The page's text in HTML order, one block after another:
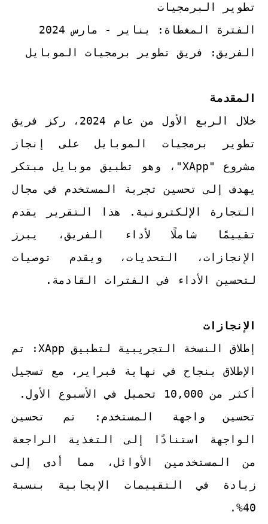
تطوير البرمجيات
الفترة المغطاة: يناير - مارس 2024
الفريق: فريق تطوير برمجيات الموبايل
المقدمة
خلال الربع الأول من عام 2024، ركز فريق
تطوير برمجيات الموبايل على إنجاز
مشروع "XApp"، وهو تطبيق موبايل مبتكر
يهدف إلى تحسين تجربة المستخدم في مجال
التجارة الإلكترونية. هذا التقرير يقدم
تقييمًا شاملًا لأداء الفريق، يبرز
الإنجازات، التحديات، ويقدم توصيات
لتحسين الأداء في الفترات القادمة.
الإنجازات
إطلاق النسخة التجريبية لتطبيق XApp: تم
الإطلاق بنجاح في نهاية فبراير، مع تسجيل
أكثر من 10,000 تحميل في الأسبوع الأول.
تحسين واجهة المستخدم: تم تحسين
الواجهة استنادًا إلى التغذية الراجعة
من المستخدمين الأوائل، مما أدى إلى
زيادة في التقييمات الإيجابية بنسبة
40%.